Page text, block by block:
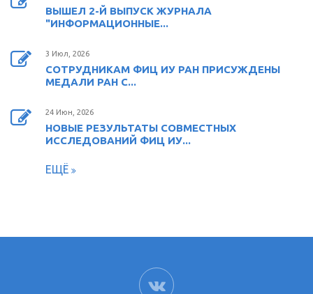
ВЫШЕЛ 2-Й ВЫПУСК ЖУРНАЛА
"ИНФОРМАЦИОННЫЕ...
3 Июл, 2026
СОТРУДНИКАМ ФИЦ ИУ РАН ПРИСУЖДЕНЫ
МЕДАЛИ РАН С...
24 Июн, 2026
НОВЫЕ РЕЗУЛЬТАТЫ СОВМЕСТНЫХ
ИССЛЕДОВАНИЙ ФИЦ ИУ...
ЕЩЁ
ВК